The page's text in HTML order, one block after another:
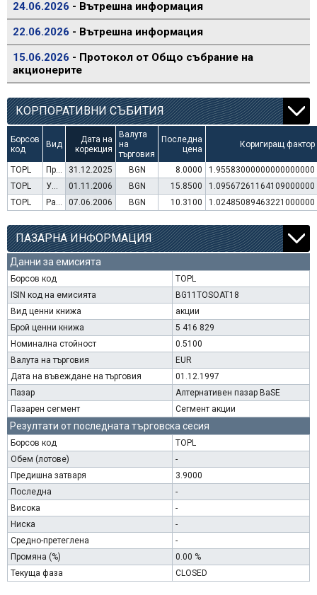
24.06.2026 - Вътрешна информация
22.06.2026 - Вътрешна информация
15.06.2026 - Протокол от Общо събрание на
акционерите
КОРПОРАТИВНИ СЪБИТИЯ
Борсов
код
Вид
Дата на
корекция
Валута
на
търговия
Последна
цена
Коригиращ фактор
TOPL Преминаване към търговия в Евро 31.12.2025 BGN 8.0000
1.95583000000000000000
TOPL
Увеличение на капитал (права) 01.11.2006 BGN 15.8500
1.09567261164109000000
TOPL
Раздаване на дивидент 07.06.2006 BGN 10.3100 1.02485089463221000000
ПАЗАРНА ИНФОРМАЦИЯ
Данни за емисията
Борсов код
TOPL
ISIN код на емисията
BG11TOSOAT18
Вид ценни книжа
акции
Брой ценни книжа
5 416 829
Номинална стойност
0.5100
Валута на търговия
EUR
Дата на въвеждане на търговия
01.12.1997
Пазар
Алтернативен пазар BaSE
Пазарен сегмент
Сегмент акции
Резултати от последната търговска сесия
Борсов код
TOPL
Обем (лотове)
-
Предишна затваря
3.9000
Последна
-
Висока
-
Ниска
-
Средно-претеглена
-
Промяна (%)
0.00 %
Текуща фаза
CLOSED